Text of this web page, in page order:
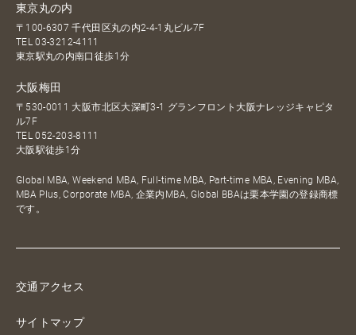
東京丸の内
〒100-6307 千代田区丸の内2-4-1丸ビル7F
TEL03-3212-4111
東京駅丸の内南口徒歩1分
大阪梅田
〒530-0011 大阪市北区大深町3-1 グランフロント大阪ナレッジキャピタ
ル7F
TEL052-203-8111
大阪駅徒歩1分
Global MBA, Weekend MBA, Full-time MBA, Part-time MBA, Evening MBA,
MBA Plus, Corporate MBA, 企業内MBA, Global BBAは栗本学園の登録商標
です。
交通アクセス
サイトマップ